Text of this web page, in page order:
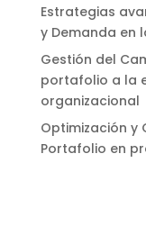
Estrategias
y Demanda en
Gestión del
portafolio a la
organizacional
Optimización y
Portafolio en